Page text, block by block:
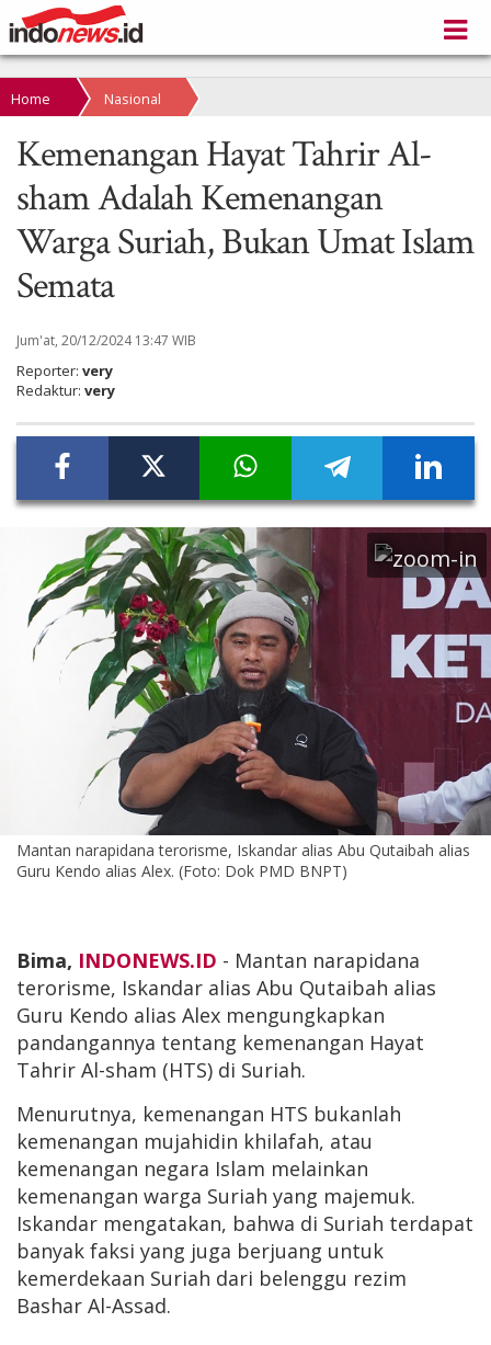
Home Nasional
Kemenangan Hayat Tahrir Al-
sham Adalah Kemenangan
Warga Suriah, Bukan Umat Islam
Semata
Jum'at, 20/12/2024 13:47 WIB
Reporter: very
Redaktur: very
Mantan narapidana terorisme, Iskandar alias Abu Qutaibah alias
Guru Kendo alias Alex. (Foto: Dok PMD BNPT)
Bima, INDONEWS.ID - Mantan narapidana
terorisme, Iskandar alias Abu Qutaibah alias
Guru Kendo alias Alex mengungkapkan
pandangannya tentang kemenangan Hayat
Tahrir Al-sham (HTS) di Suriah.
Menurutnya, kemenangan HTS bukanlah
kemenangan mujahidin khilafah, atau
kemenangan negara Islam melainkan
kemenangan warga Suriah yang majemuk.
Iskandar mengatakan, bahwa di Suriah terdapat
banyak faksi yang juga berjuang untuk
kemerdekaan Suriah dari belenggu rezim
Bashar Al-Assad.